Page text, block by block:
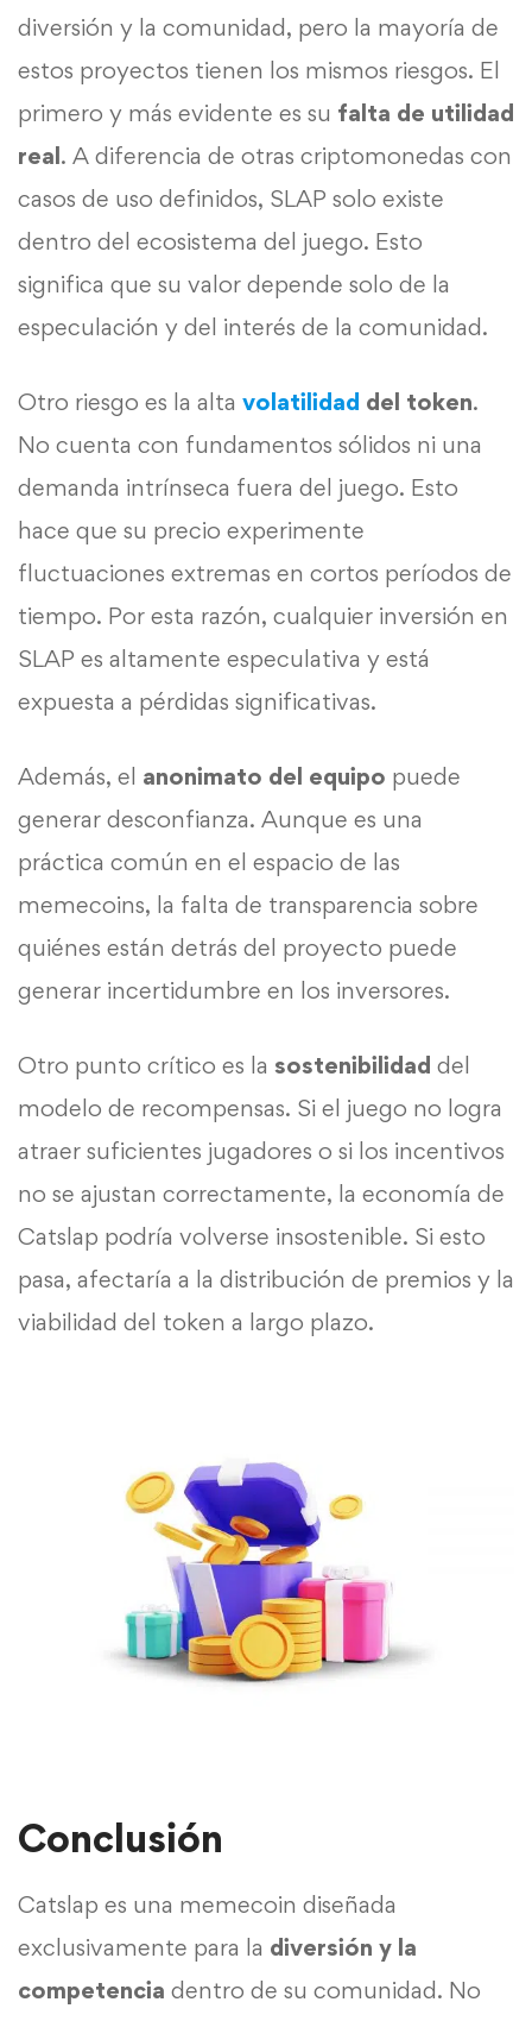
diversión y la comunidad, pero la mayoría de
estos proyectos tienen los mismos riesgos. El
primero y más evidente es su falta de utilidad
real. A diferencia de otras criptomonedas con
casos de uso definidos, SLAP solo existe
dentro del ecosistema del juego. Esto
significa que su valor depende solo de la
especulación y del interés de la comunidad.
Otro riesgo es la alta volatilidad del token.
No cuenta con fundamentos sólidos ni una
demanda intrínseca fuera del juego. Esto
hace que su precio experimente
fluctuaciones extremas en cortos períodos de
tiempo. Por esta razón, cualquier inversión en
SLAP es altamente especulativa y está
expuesta a pérdidas significativas.
Además, el anonimato del equipo puede
generar desconfianza. Aunque es una
práctica común en el espacio de las
memecoins, la falta de transparencia sobre
quiénes están detrás del proyecto puede
generar incertidumbre en los inversores.
Otro punto crítico es la sostenibilidad del
modelo de recompensas. Si el juego no logra
atraer suficientes jugadores o si los incentivos
no se ajustan correctamente, la economía de
Catslap podría volverse insostenible. Si esto
pasa, afectaría a la distribución de premios y la
viabilidad del token a largo plazo.
Conclusión
Catslap es una memecoin diseñada
exclusivamente para la diversión y la
competencia dentro de su comunidad. No